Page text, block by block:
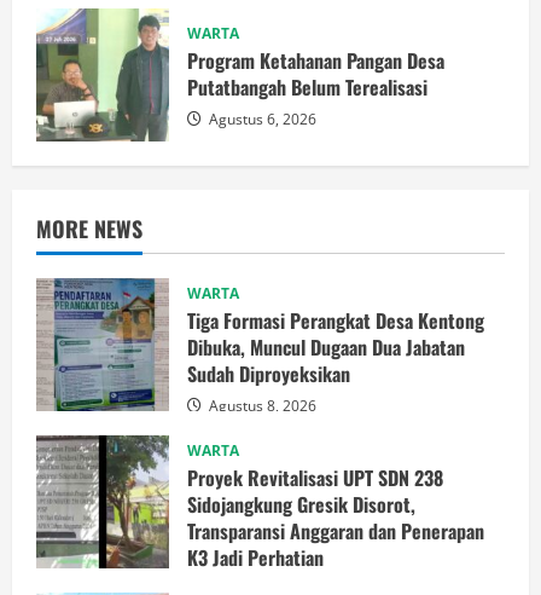
WARTA
Program Ketahanan Pangan Desa
Putatbangah Belum Terealisasi
Agustus 6, 2026
MORE NEWS
WARTA
Tiga Formasi Perangkat Desa Kentong
Dibuka, Muncul Dugaan Dua Jabatan
Sudah Diproyeksikan
Agustus 8, 2026
WARTA
Proyek Revitalisasi UPT SDN 238
Sidojangkung Gresik Disorot,
Transparansi Anggaran dan Penerapan
K3 Jadi Perhatian